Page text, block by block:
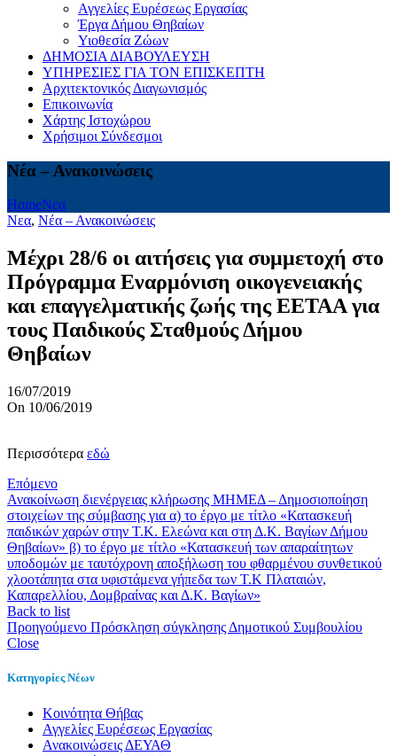
Αγγελίες Ευρέσεως Εργασίας
Έργα Δήμου Θηβαίων
Υιοθεσία Ζώων
ΔΗΜΟΣΙΑ ΔΙΑΒΟΥΛΕΥΣΗ
ΥΠΗΡΕΣΙΕΣ ΓΙΑ ΤΟΝ ΕΠΙΣΚΕΠΤΗ
Αρχιτεκτονικός Διαγωνισμός
Επικοινωνία
Χάρτης Ιστοχώρου
Χρήσιμοι Σύνδεσμοι
Νέα – Ανακοινώσεις
HomeΝεα
Νεα, Νέα – Ανακοινώσεις
Μέχρι 28/6 οι αιτήσεις για συμμετοχή στο
Πρόγραμμα Εναρμόνιση οικογενειακής
και επαγγελματικής ζωής της ΕΕΤΑΑ για
τους Παιδικούς Σταθμούς Δήμου
Θηβαίων
16/07/2019
On 10/06/2019
Περισσότερα εδώ
Επόμενο
Ανακοίνωση διενέργειας κλήρωσης ΜΗΜΕΔ – Δημοσιοποίηση
στοιχείων της σύμβασης για α) το έργο με τίτλο «Κατασκευή
παιδικών χαρών στην Τ.Κ. Ελεώνα και στη Δ.Κ. Βαγίων Δήμου
Θηβαίων» β) το έργο με τίτλο «Κατασκευή των απαραίτητων
υποδομών με ταυτόχρονη αποξήλωση του φθαρμένου συνθετικού
χλοοτάπητα στα υφιστάμενα γήπεδα των Τ.Κ Πλαταιών,
Καπαρελλίου, Δομβραίνας και Δ.Κ. Βαγίων»
Back to list
Προηγούμενο Πρόσκληση σύγκλησης Δημοτικού Συμβουλίου
Close
Κατηγορίες Νέων
Kοινότητα Θήβας
Αγγελίες Ευρέσεως Εργασίας
Ανακοινώσεις ΔΕΥΑΘ